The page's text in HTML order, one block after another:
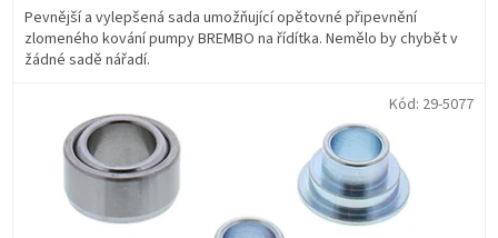
Pevnější a vylepšená sada umožňující opětovné připevnění
zlomeného kování pumpy BREMBO na řídítka. Nemělo by chybět v
žádné sadě nářadí.
Kód: 29-5077